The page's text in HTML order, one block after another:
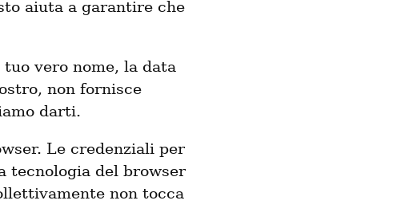
aiuta a garantire che
vero nome, la data
non fornisce
darti.
Le credenziali per
tecnologia del browser
non tocca